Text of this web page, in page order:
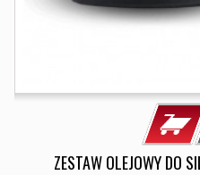
ZESTAW OLEJOWY DO